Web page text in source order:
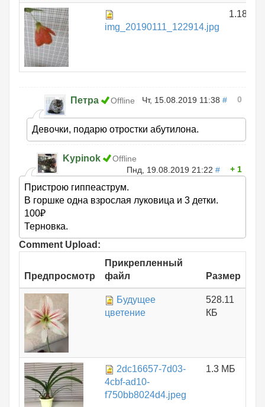
img_20190111_122914.jpg
1.18 МБ
Петра Offline Чт, 15.08.2019 11:38 # 0
Девочки, подарю отростки абутилона.
Kypinok
Offline
Пнд, 19.08.2019 21:22 # 1
Пристрою гиппеаструм.
В горшке одна взрослая луковица и 3 детки.
100₽
Терновка.
Comment Upload:
Предпросмотр
Прикрепленный
файл
Размер
Будущее
цветение
528.11
КБ
2dc16657-7d03-
4cbf-ad10-
f750bb8024d4.jpeg
1.3 МБ